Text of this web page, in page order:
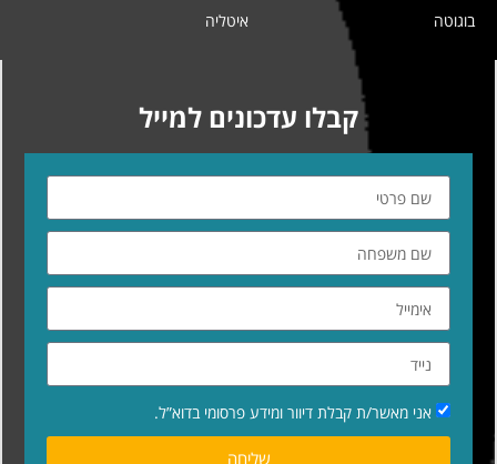
בוגוטה
איטליה
קבלו עדכונים למייל
אני מאשר/ת קבלת דיוור ומידע פרסומי בדוא”ל.
שליחה